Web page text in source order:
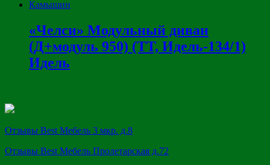
«Челси» Модульный диван
(Д+модуль 950) (ТТ, Идель-134/1)
Идель
Отзывы Best Мебель 3 мкр. д.8
Отзывы Best Мебель Пролетарская д.72